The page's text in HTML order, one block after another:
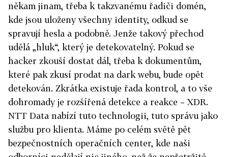
někam jinam, třeba k takzvanému řadiči domén,
kde jsou uloženy všechny identity, odkud se
spravují hesla a podobně. Jenže takový přechod
udělá „hluk“, který je detekovatelný. Pokud se
hacker zkouší dostat dál, třeba k dokumentům,
které pak zkusí prodat na dark webu, bude opět
detekován. Zkrátka existuje řada kontrol, a to vše
dohromady je rozšířená detekce a reakce – XDR.
NTT Data nabízí tuto technologii, tuto správu jako
službu pro klienta. Máme po celém světě pět
bezpečnostních operačních center, kde naši